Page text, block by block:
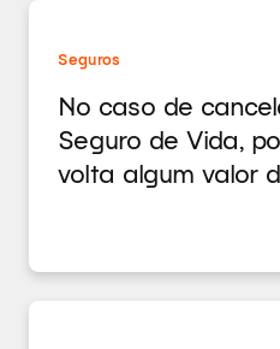
Seguros
No caso de
Seguro de Vida,
volta algum valor